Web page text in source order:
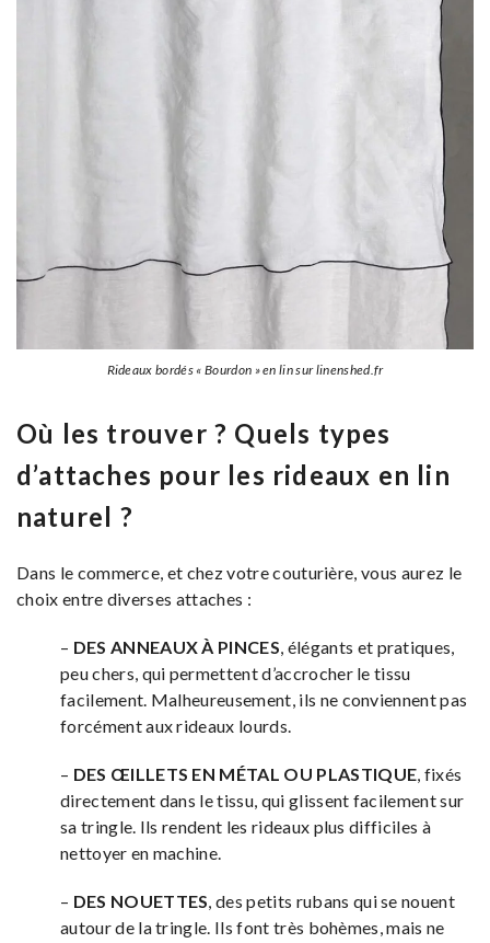
Rideaux bordés « Bourdon » en lin sur linenshed.fr
Où les trouver ? Quels types
d’attaches pour les rideaux en lin
naturel ?
Dans le commerce, et chez votre couturière, vous aurez le
choix entre diverses attaches :
– DES ANNEAUX À PINCES , élégants et pratiques,
peu chers, qui permettent d’accrocher le tissu
facilement. Malheureusement, ils ne conviennent pas
forcément aux rideaux lourds.
– DES ŒILLETS EN MÉTAL OU PLASTIQUE , fixés
directement dans le tissu, qui glissent facilement sur
sa tringle. Ils rendent les rideaux plus difficiles à
nettoyer en machine.
– DES NOUETTES , des petits rubans qui se nouent
autour de la tringle. Ils font très bohèmes, mais ne